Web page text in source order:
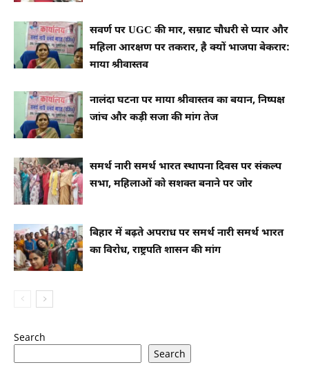
सवर्ण पर UGC की मार, सम्राट चौधरी से प्यार और
महिला आरक्षण पर तकरार, है क्यों भाजपा बेकरार:
माया श्रीवास्तव
नालंदा घटना पर माया श्रीवास्तव का बयान, निष्पक्ष
जांच और कड़ी सजा की मांग तेज
समर्थ नारी समर्थ भारत स्थापना दिवस पर संकल्प
सभा, महिलाओं को सशक्त बनाने पर जोर
बिहार में बढ़ते अपराध पर समर्थ नारी समर्थ भारत
का विरोध, राष्ट्रपति शासन की मांग
Search
Search